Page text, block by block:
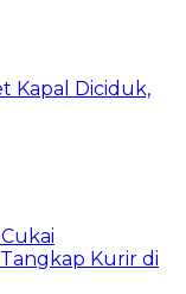
Kapal Diciduk,
Kurir di